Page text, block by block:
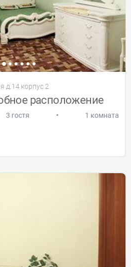
д.14 корпус 2
расположение
3 гостя • 1 комната